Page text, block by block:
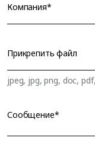
Компания*
Прикрепить файл
jpeg, jpg, png, doc,
Сообщение*